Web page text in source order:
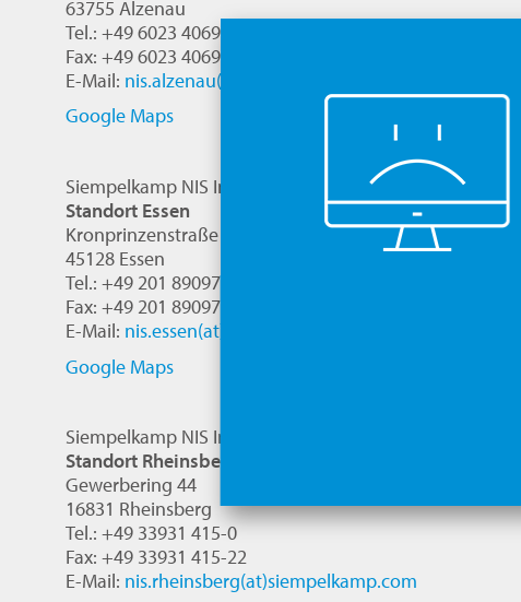
63755 Alzenau
Tel.: +49 6023 40693-0
Fax: +49 6023 40693-970
E-Mail: nis.alzenau(at)siempelkamp.com
Google Maps
Siempelkamp NIS Ingenieurgesellschaft mbH
Standort Essen
Kronprinzenstraße 30
45128 Essen
Tel.: +49 201 890974-0
Fax: +49 201 890974-02
E-Mail: nis.essen(at)siempelkamp.com
Google Maps
Siempelkamp NIS Ingenieurgesellschaft mbH
Standort Rheinsberg
Gewerbering 44
16831 Rheinsberg
Tel.: +49 33931 415-0
Fax: +49 33931 415-22
E-Mail: nis.rheinsberg(at)siempelkamp.com